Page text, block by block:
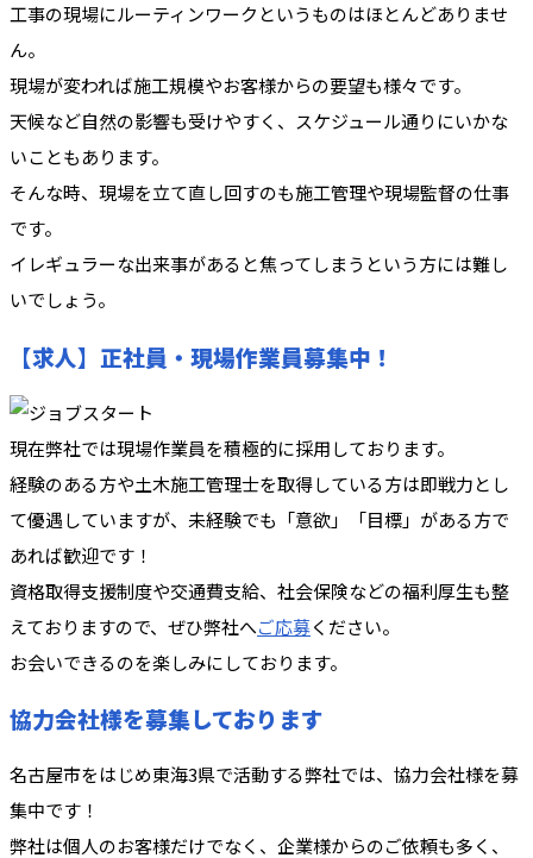
工事の現場にルーティンワークというものはほとんどありませ
ん。
現場が変われば施工規模やお客様からの要望も様々です。
天候など自然の影響も受けやすく、スケジュール通りにいかな
いこともあります。
そんな時、現場を立て直し回すのも施工管理や現場監督の仕事
です。
イレギュラーな出来事があると焦ってしまうという方には難し
いでしょう。
【求人】正社員・現場作業員募集中！
現在弊社では現場作業員を積極的に採用しております。
経験のある方や土木施工管理士を取得している方は即戦力とし
て優遇していますが、未経験でも「意欲」「目標」がある方で
あれば歓迎です！
資格取得支援制度や交通費支給、社会保険などの福利厚生も整
えておりますので、ぜひ弊社へご応募ください。
お会いできるのを楽しみにしております。
協力会社様を募集しております
名古屋市をはじめ東海3県で活動する弊社では、協力会社様を募
集中です！
弊社は個人のお客様だけでなく、企業様からのご依頼も多く、